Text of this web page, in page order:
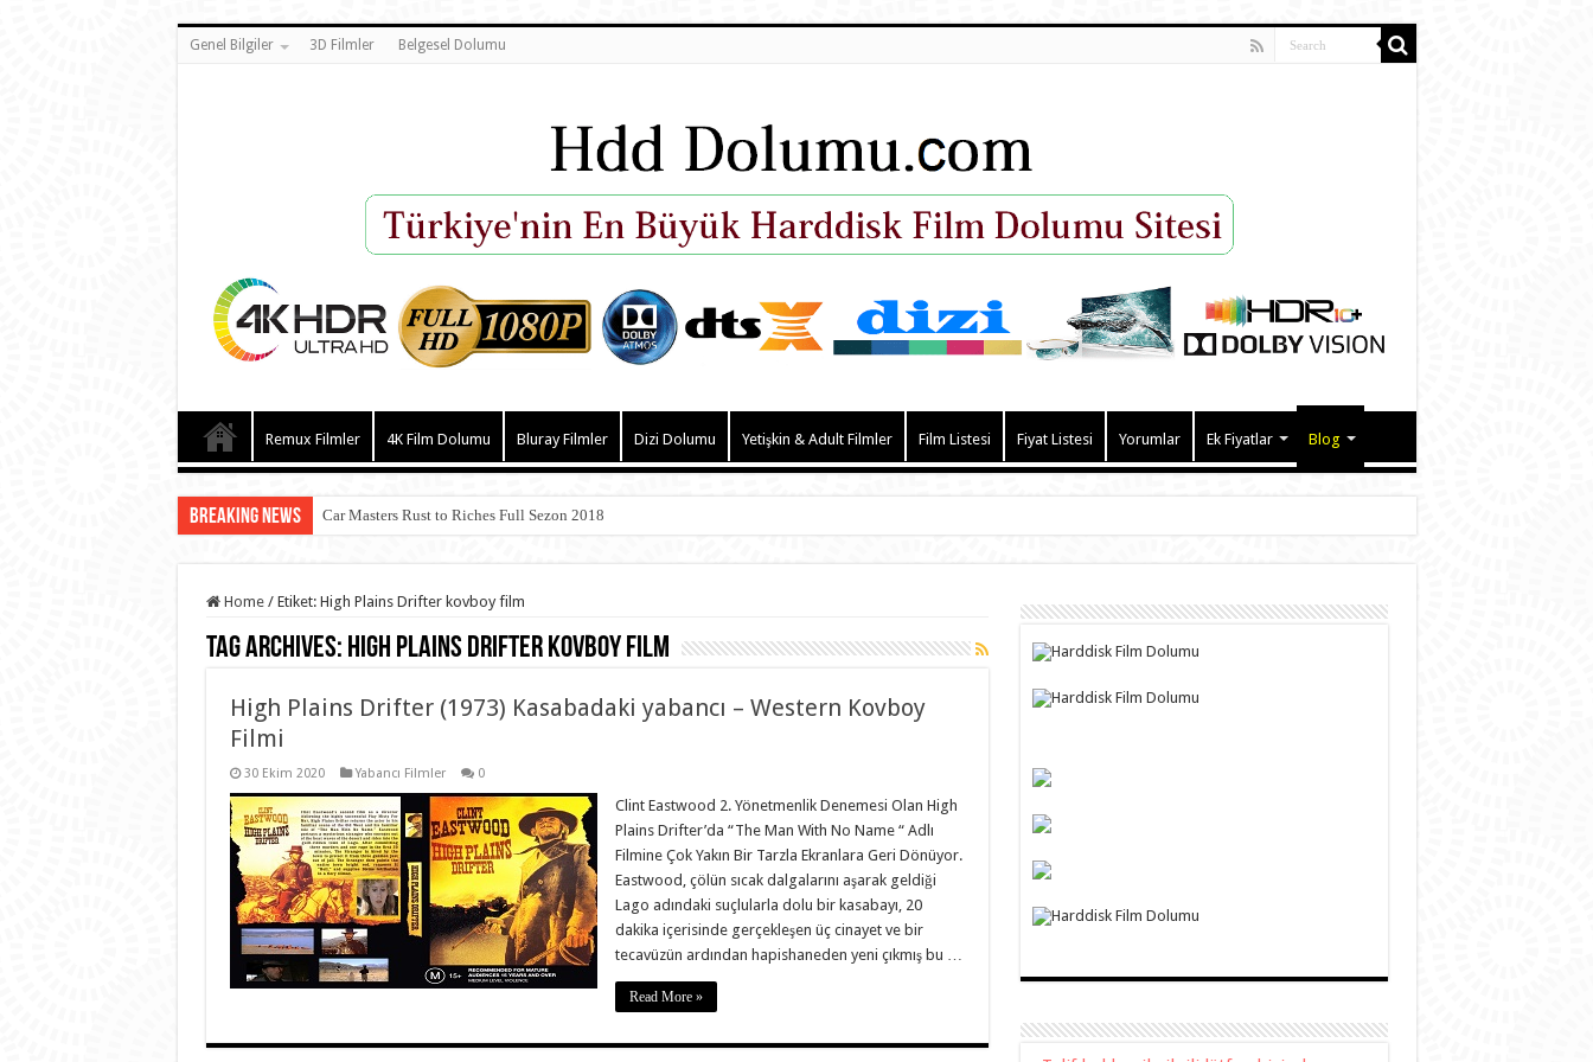
Genel Bilgiler 3D Filmler Belgesel Dolumu
Remux Filmler 4K Film Dolumu Bluray Filmler Dizi Dolumu Yetişkin & Adult Filmler Film Listesi Fiyat Listesi Yorumlar Ek Fiyatlar Blog
Breaking News Car Masters Rust to Riches Full Sezon 2018
Home / Etiket: High Plains Drifter kovboy film
Tag Archives: High Plains Drifter kovboy film
High Plains Drifter (1973) Kasabadaki yabancı – Western Kovboy
Filmi
30 Ekim 2020 Yabancı Filmler 0
Clint Eastwood 2. Yönetmenlik Denemesi Olan High
Plains Drifter’da “The Man With No Name “ Adlı
Filmine Çok Yakın Bir Tarzla Ekranlara Geri Dönüyor.
Eastwood, çölün sıcak dalgalarını aşarak geldiği
Lago adındaki suçlularla dolu bir kasabayı, 20
dakika içerisinde gerçekleşen üç cinayet ve bir
tecavüzün ardından hapishaneden yeni çıkmış bu …
Read More »